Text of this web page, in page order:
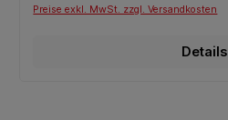
Preise exkl. MwSt. zzgl. Versandkosten
Details